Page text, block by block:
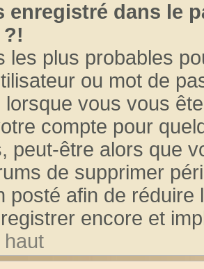
enregistré dans le
les plus probables
ou mot de
lorsque vous vous
compte pour
peut-être alors que
de supprimer
posté afin de
encore et
haut